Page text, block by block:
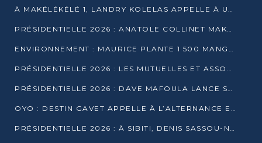
À MAKÉLÉKÉLÉ 1, LANDRY KOLELAS APPELLE À UNE MOBILISATION MASSIVE EN FAVEUR DE DENIS SASSOU-N’GUESSO
PRÉSIDENTIELLE 2026 : ANATOLE COLLINET MAKOSSO DÉFEND LE PROJET DE SOCIÉTÉ DE DENIS SASSOU NGUESSO
ENVIRONNEMENT : MAURICE PLANTE 1 500 MANGROVES POUR HONORER WANGARI MAATHAI
PRÉSIDENTIELLE 2026 : LES MUTUELLES ET ASSOCIATIONS S’IMPLIQUENT DANS LA CAMPAGNE ÉLECTORALE À TIÉ-TIÉ 2 (POINTE-NOIRE)
PRÉSIDENTIELLE 2026 : DAVE MAFOULA LANCE SA « VAGUE DU NOUVEAU DÉPART » À IMPFONDO
OYO : DESTIN GAVET APPELLE À L’ALTERNANCE ET À LA RESPONSABILITÉ DE LA JEUNESSE
PRÉSIDENTIELLE 2026 : À SIBITI, DENIS SASSOU-N’GUESSO PARIE SUR LES RESSOURCES DE LA LEKOUMOU